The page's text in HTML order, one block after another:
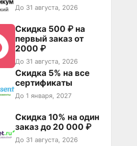
До 31 августа, 2026
Скидка 500 ₽ на
первый заказ от
2000 ₽
До 31 августа, 2026
Скидка 5% на все
сертификаты
До 1 января, 2027
Скидка 10% на один
заказ до 20 000 ₽
До 31 августа, 2026